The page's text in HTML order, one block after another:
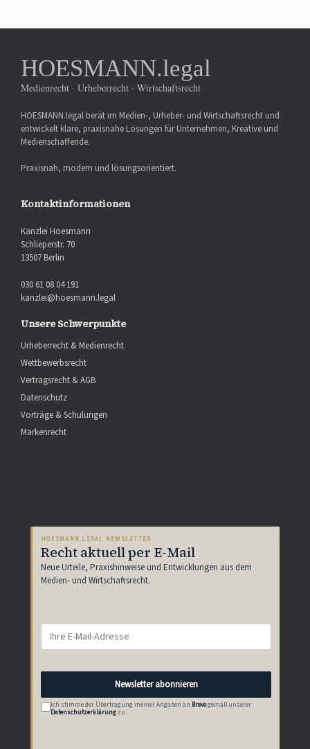
HOESMANN.legal
Medienrecht · Urheberrecht · Wirtschaftsrecht
HOESMANN.legal berät im Medien-, Urheber- und Wirtschaftsrecht und
entwickelt klare, praxisnahe Lösungen für Unternehmen, Kreative und
Medienschaffende.
Praxisnah, modern und lösungsorientiert.
Kontaktinformationen
Kanzlei Hoesmann
Schlieperstr. 70
13507 Berlin
030 61 08 04 191
kanzlei@hoesmann.legal
Unsere Schwerpunkte
Urheberrecht & Medienrecht
Wettbewerbsrecht
Vertragsrecht & AGB
Datenschutz
Vorträge & Schulungen
Markenrecht
HOESMANN.LEGAL NEWSLETTER
Recht aktuell per E-Mail
Neue Urteile, Praxishinweise und Entwicklungen aus dem
Medien- und Wirtschaftsrecht.
Mail-
Adresse
Newsletter abonnieren
Ich stimme der Übertragung meiner Angaben an Brevogemäß unserer
Datenschutzerklärung zu.